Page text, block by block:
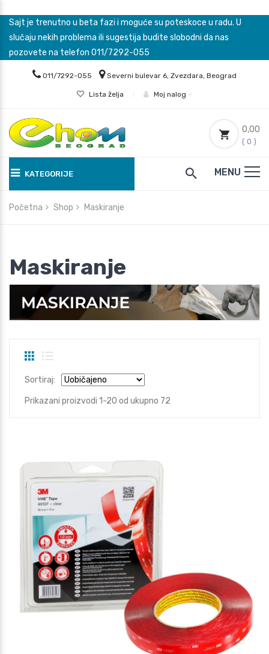
Sajt je trenutno u beta fazi i moguće su poteskoce u radu. U
slučaju nekih problema ili sugestija budite slobodni da nas
pozovete na telefon 011/7292-055
011/7292-055 Severni bulevar 6, Zvezdara, Beograd
Lista želja Moj nalog
0,00
( 0 )
KATEGORIJE MENU
Početna Shop Maskiranje
Maskiranje
Sortiraj:
Prikazani proizvodi 1-20 od ukupno 72